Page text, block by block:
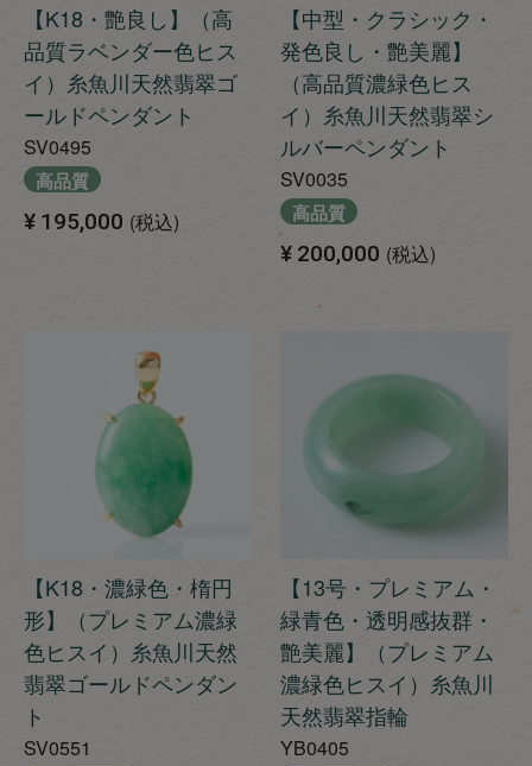
【K18・艶良し】（高
品質ラベンダー色ヒス
イ）糸魚川天然翡翠ゴ
ールドペンダント
SV0495
高品質
¥ 195,000 税込
【中型・クラシック・
発色良し・艶美麗】
（高品質濃緑色ヒス
イ）糸魚川天然翡翠シ
ルバーペンダント
SV0035
高品質
¥ 200,000 税込
【K18・濃緑色・楕円
形】（プレミアム濃緑
色ヒスイ）糸魚川天然
翡翠ゴールドペンダン
ト
SV0551
【13号・プレミアム・
緑青色・透明感抜群・
艶美麗】（プレミアム
濃緑色ヒスイ）糸魚川
天然翡翠指輪
YB0405